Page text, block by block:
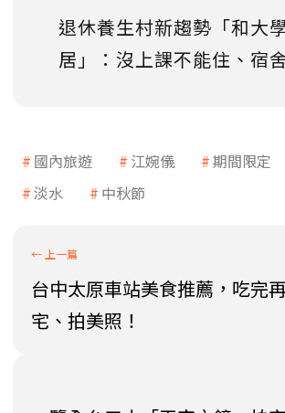
退休養生村新趨勢「和大
居」：沒上課不能住、宿
國內旅遊 江婉儀 期間限定
淡水
中秋節
台中太原車站美食推薦，吃完
宅、拍美照！